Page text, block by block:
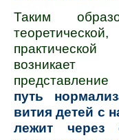
Таким
путь
вития детей с
лежит через